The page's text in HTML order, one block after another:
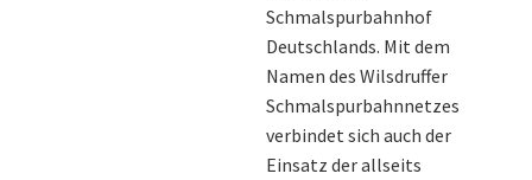
Schmalspurbahnhof
Deutschlands. Mit dem
Namen des Wilsdruffer
Schmalspurbahnnetzes
verbindet sich auch der
Einsatz der allseits